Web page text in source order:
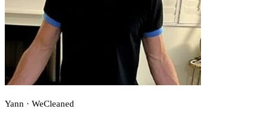
Yann · WeCleaned